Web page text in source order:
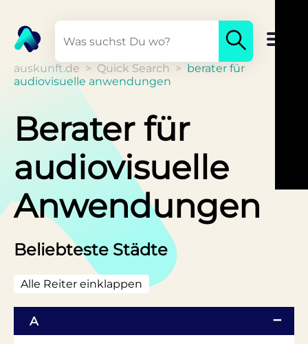
auskunft.de > Quick Search > berater für
audiovisuelle anwendungen
Berater für
audiovisuelle
Anwendungen
Beliebteste Städte
Alle Reiter einklappen
A